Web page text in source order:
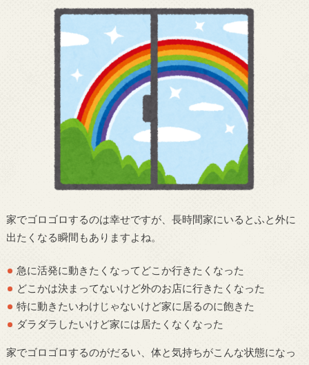
家でゴロゴロするのは幸せですが、長時間家にいるとふと外に
出たくなる瞬間もありますよね。
急に活発に動きたくなってどこか行きたくなった
どこかは決まってないけど外のお店に行きたくなった
特に動きたいわけじゃないけど家に居るのに飽きた
ダラダラしたいけど家には居たくなくなった
家でゴロゴロするのがだるい、体と気持ちがこんな状態になっ